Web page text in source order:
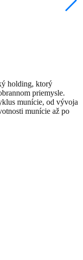
holding, ktorý
priemysle.
munície, od vývoja
munície až po